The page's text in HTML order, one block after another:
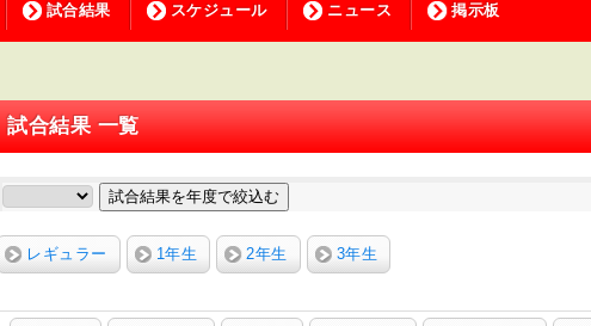
試合結果 スケジュール ニュース 掲示板
試合結果 一覧
試合結果を年度で絞込む
レギュラー 1年生 2年生 3年生